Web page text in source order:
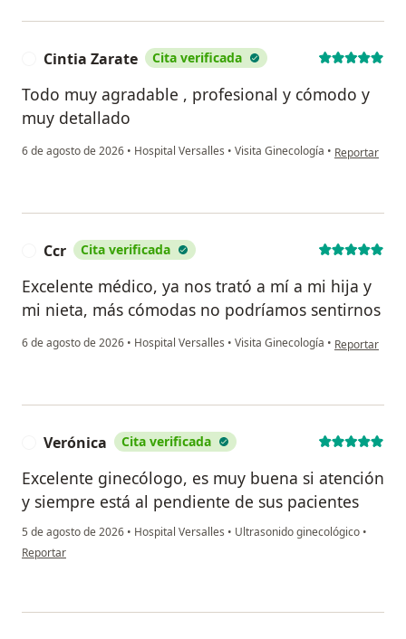
Cintia Zarate Cita verificada
Todo muy agradable , profesional y cómodo y
muy detallado
6 de agosto de 2026 • Hospital Versalles • Visita Ginecología • en opinión
Reportar
Ccr Cita verificada
Excelente médico, ya nos trató a mí a mi hija y
mi nieta, más cómodas no podríamos sentirnos
6 de agosto de 2026 • Hospital Versalles • Visita Ginecología • en opinión
Reportar
Verónica Cita verificada
Excelente ginecólogo, es muy buena si atención
y siempre está al pendiente de sus pacientes
5 de agosto de 2026 • Hospital Versalles • Ultrasonido ginecológico •
en opinión del usuario Verónica
Reportar